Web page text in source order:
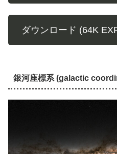
ダウンロード (64K
銀河座標系 (galactic